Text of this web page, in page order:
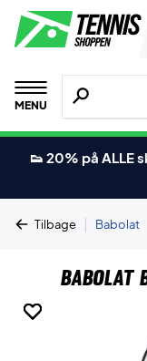
MENU
Søg efter
👟 20% på ALLE
Tilbage | Babolat
Babolat